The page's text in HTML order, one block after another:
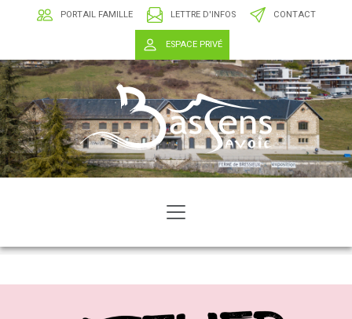
PORTAIL FAMILLE LETTRE D'INFOS CONTACT
ESPACE PRIVÉ